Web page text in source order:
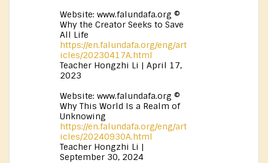
Website: www.falundafa.org ©
Why the Creator Seeks to Save
All Life
https://en.falundafa.org/eng/art
icles/20230417A.html
Teacher Hongzhi Li | April 17,
2023
Website: www.falundafa.org ©
Why This World Is a Realm of
Unknowing
https://en.falundafa.org/eng/art
icles/20240930A.html
Teacher Hongzhi Li |
September 30, 2024